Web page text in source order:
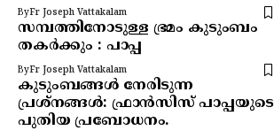
ByFr Joseph Vattakalam
സമ്പത്തിനോടുള്ള ഭ്രമം കുടുംബം
തകർക്കും : പാപ്പ
ByFr Joseph Vattakalam
കുടുംബങ്ങൾ നേരിടുന്ന
പ്രശ്‍നങ്ങൾ: ഫ്രാൻസിസ് പാപ്പയുടെ
പുതിയ പ്രബോധനം.